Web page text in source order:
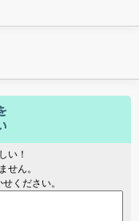
い！
せん。
ください。